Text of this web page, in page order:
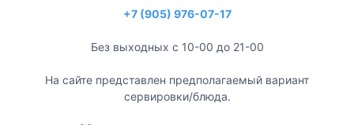
+7 (905) 976-07-17
Без выходных с 10-00 до 21-00
На сайте представлен предполагаемый вариант
сервировки/блюда.